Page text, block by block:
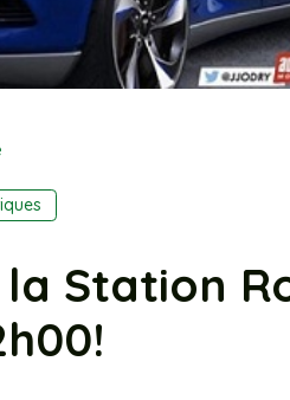
Station